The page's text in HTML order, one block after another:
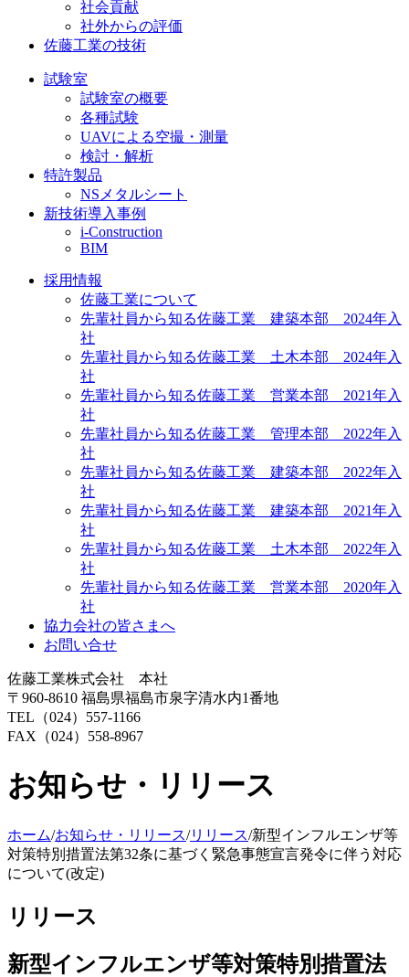
社会貢献
社外からの評価
佐藤工業の技術
試験室
試験室の概要
各種試験
UAVによる空撮・測量
検討・解析
特許製品
NSメタルシート
新技術導入事例
i-Construction
BIM
採用情報
佐藤工業について
先輩社員から知る佐藤工業 建築本部 2024年入
社
先輩社員から知る佐藤工業 土木本部 2024年入
社
先輩社員から知る佐藤工業 営業本部 2021年入
社
先輩社員から知る佐藤工業 管理本部 2022年入
社
先輩社員から知る佐藤工業 建築本部 2022年入
社
先輩社員から知る佐藤工業 建築本部 2021年入
社
先輩社員から知る佐藤工業 土木本部 2022年入
社
先輩社員から知る佐藤工業 営業本部 2020年入
社
協力会社の皆さまへ
お問い合せ
佐藤工業株式会社 本社
〒960-8610 福島県福島市泉字清水内1番地
TEL（024）557-1166
FAX（024）558-8967
お知らせ・リリース
ホーム/お知らせ・リリース/リリース/新型インフルエンザ等
対策特別措置法第32条に基づく緊急事態宣言発令に伴う対応
について(改定)
リリース
新型インフルエンザ等対策特別措置法